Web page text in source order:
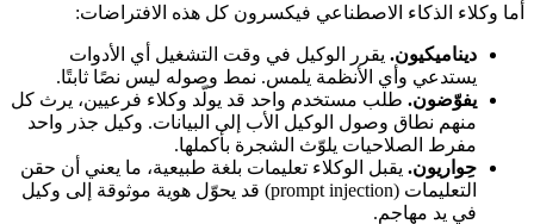
أما وكلاء الذكاء الاصطناعي فيكسرون كل هذه الافتراضات:
ديناميكيون.يقرر الوكيل في وقت التشغيل أي الأدوات
يستدعي وأي الأنظمة يلمس. نمط وصوله ليس نصًا ثابتًا.
يفوّضون.طلب مستخدم واحد قد يولّد وكلاء فرعيين، يرث كل
منهم نطاق وصول الوكيل الأب إلى البيانات. وكيل جذر واحد
مفرط الصلاحيات يلوّث الشجرة بأكملها.
حِواريون.يقبل الوكلاء تعليمات بلغة طبيعية، ما يعني أن حقن
التعليمات (prompt injection) قد يحوّل هوية موثوقة إلى وكيل
في يد مهاجم.